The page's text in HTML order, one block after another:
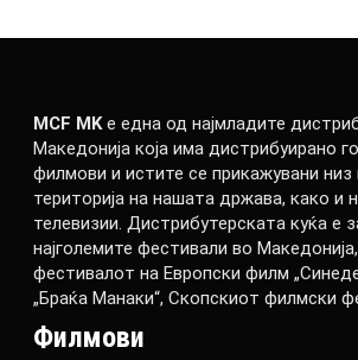
MCF MKе една од најмладите
Македонија која има дистрибуирано
филмови и истите се прикажувани низ
територија на нашата држава, како и
телевизии. Дистрибутерската куќа е
најголемите фестивали во
фестивалот на Европски филм
„Браќа Манаки“, Скопскиот филмски
Филмови